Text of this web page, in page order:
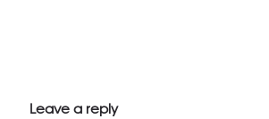
Leave a reply